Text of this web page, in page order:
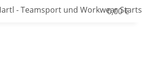
0,00 €